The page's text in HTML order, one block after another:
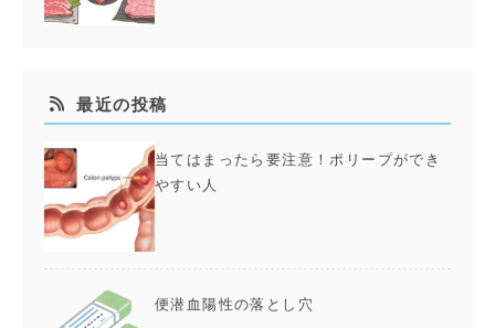
最近の投稿
当てはまったら要注意！ポリープができ
やすい人
便潜血陽性の落とし穴